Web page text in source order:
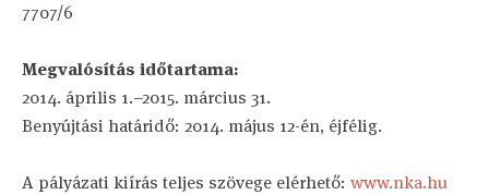
7707/6
Megvalósítás időtartama:
2014. április 1.–2015. március 31.
Benyújtási határidő: 2014. május 12-én, éjfélig.
A pályázati kiírás teljes szövege elérhető: www.nka.hu